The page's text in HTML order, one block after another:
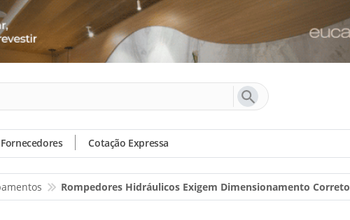
Fornecedores Cotação Expressa
Rompedores Hidráulicos Exigem Dimensionamento Correto